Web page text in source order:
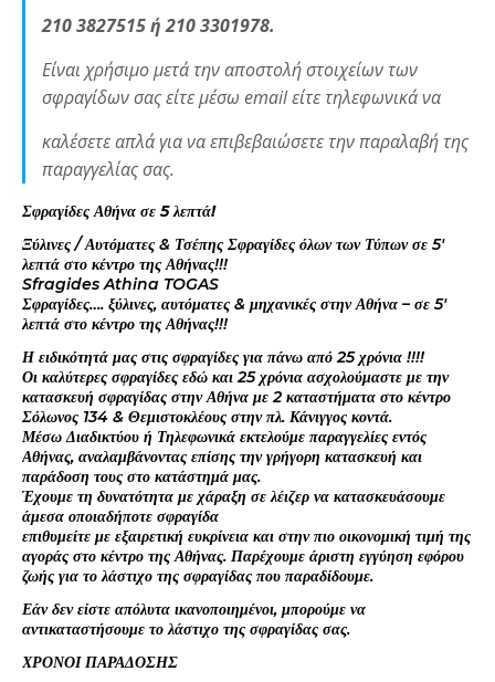
210 3827515 ή 210 3301978.
Είναι χρήσιμο μετά την αποστολή στοιχείων των
σφραγίδων σας είτε μέσω email είτε τηλεφωνικά να
καλέσετε απλά για να επιβεβαιώσετε την παραλαβή της
παραγγελίας σας.
Σφραγίδες Αθήνα σε 5 λεπτά!
Ξύλινες / Αυτόματες & Τσέπης Σφραγίδες όλων των Τύπων σε 5′
λεπτά στο κέντρο της Αθήνας!!!
Sfragides Athina TOGAS
Σφραγίδες…. ξύλινες, αυτόματες & μηχανικές στην Αθήνα – σε 5′
λεπτά στο κέντρο της Αθήνας!!!
Η ειδικότητά μας στις σφραγίδες για πάνω από 25 χρόνια !!!!
Οι καλύτερες σφραγίδες εδώ και 25 χρόνια ασχολούμαστε με την
κατασκευή σφραγίδας στην Αθήνα με 2 καταστήματα στο κέντρο
Σόλωνος 134 & Θεμιστοκλέους στην πλ. Κάνιγγος κοντά.
Μέσω Διαδικτύου ή Τηλεφωνικά εκτελούμε παραγγελίες εντός
Αθήνας, αναλαμβάνοντας επίσης την γρήγορη κατασκευή και
παράδοση τους στο κατάστημά μας.
Έχουμε τη δυνατότητα με χάραξη σε λέιζερ να κατασκευάσουμε
άμεσα οποιαδήποτε σφραγίδα
επιθυμείτε με εξαιρετική ευκρίνεια και στην πιο οικονομική τιμή της
αγοράς στο κέντρο της Αθήνας. Παρέχουμε άριστη εγγύηση εφόρου
ζωής για το λάστιχο της σφραγίδας που παραδίδουμε.
Εάν δεν είστε απόλυτα ικανοποιημένοι, μπορούμε να
αντικαταστήσουμε το λάστιχο της σφραγίδας σας.
ΧΡΟΝΟΙ ΠΑΡΑΔΟΣΗΣ